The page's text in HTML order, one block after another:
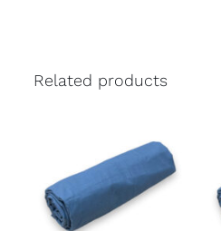
Related products
ΓΡΉΓΟΡΗ
ΠΡΟΒΟΛΉ